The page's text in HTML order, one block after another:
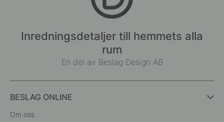
Inredningsdetaljer till hemmets alla
rum
En del av Beslag Design AB
BESLAG ONLINE
Om oss